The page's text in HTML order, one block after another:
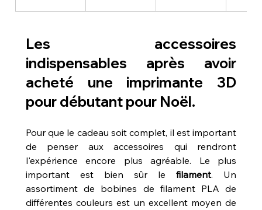
Les accessoires
indispensables après avoir
acheté une imprimante 3D
pour débutant pour Noël.
Pour que le cadeau soit complet, il est important
de penser aux accessoires qui rendront
l'expérience encore plus agréable. Le plus
important est bien sûr le filament. Un
assortiment de bobines de filament PLA de
différentes couleurs est un excellent moyen de